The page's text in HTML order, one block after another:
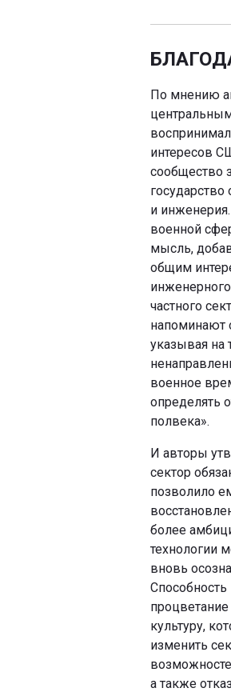
По мнению
интересов
сообщество
и
военной
мысль,
общим
частного
напоминают
указывая на
военное
определять
полвека».
И авторы
сектор
позволило
более
технологии
вновь
Способность
культуру,
изменить
а также